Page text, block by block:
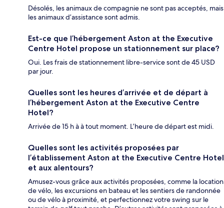
Désolés, les animaux de compagnie ne sont pas acceptés, mais
les animaux d’assistance sont admis.
Est-ce que l’hébergement Aston at the Executive
Centre Hotel propose un stationnement sur place?
Oui. Les frais de stationnement libre-service sont de 45 USD
par jour.
Quelles sont les heures d’arrivée et de départ à
l’hébergement Aston at the Executive Centre
Hotel?
Arrivée de 15 h à à tout moment. L’heure de départ est midi.
Quelles sont les activités proposées par
l’établissement Aston at the Executive Centre Hotel
et aux alentours?
Amusez-vous grâce aux activités proposées, comme la location
de vélo, les excursions en bateau et les sentiers de randonnée
ou de vélo à proximité, et perfectionnez votre swing sur le